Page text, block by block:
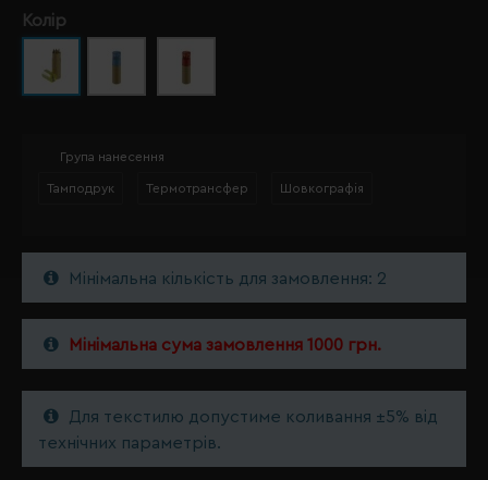
Колір
Група нанесення
Тамподрук Термотрансфер Шовкографія
Мінімальна кількість для замовлення: 2
Мінімальна сума замовлення 1000 грн.
Для текстилю допустиме коливання ±5% від
технічних параметрів.